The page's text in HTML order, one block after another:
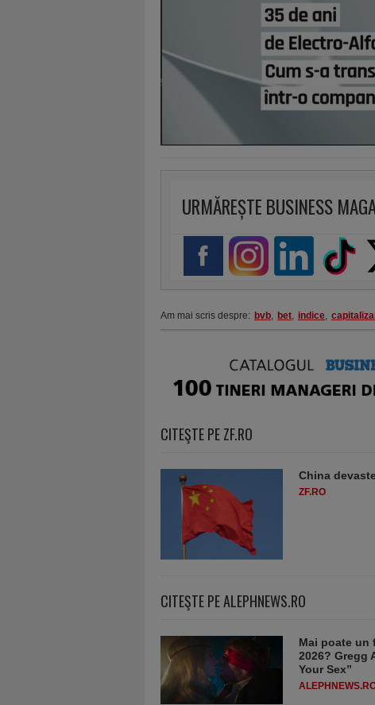
URMĂREȘTE BUSINESS
Am mai scris despre: bvb, bet, indice,
CITEŞTE PE ZF.RO
China
ZF.RO
CITEŞTE PE ALEPHNEWS.RO
Mai poate un
2026? Gregg
Your Sex”